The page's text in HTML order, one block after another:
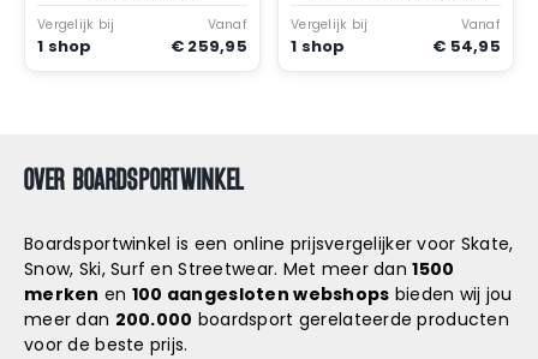
Vergelijk bij
1 shop
Vanaf
€ 259,95
Vergelijk bij
1 shop
Vanaf
€ 54,95
OVER BOARDSPORTWINKEL
Boardsportwinkel is een online prijsvergelijker voor Skate,
Snow, Ski, Surf en Streetwear. Met meer dan1500
merken en 100 aangesloten webshops bieden wij jou
meer dan 200.000 boardsport gerelateerde producten
voor de beste prijs.